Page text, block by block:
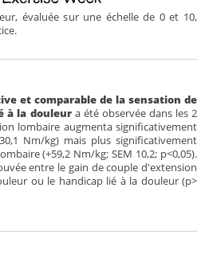
évaluée sur une échelle de 0 et 10,
et comparable de la sensation de
à la douleura été observée dans les 2
lombaire augmenta significativement
Nm/kg) mais plus significativement
(+59,2 Nm/kg; SEM 10,2; p<0,05).
entre le gain de couple d'extension
ou le handicap lié à la douleur (p>